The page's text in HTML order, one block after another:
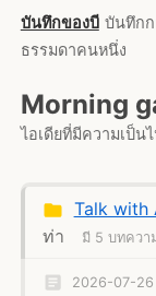
บันทึกของบี บันทึกก
ธรรมดาคนหนึ่ง
Morning
ไอเดียที่มีความเป็น
Talk with
ท่า
มี 5 บทควา
2026-07-26